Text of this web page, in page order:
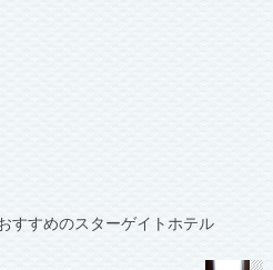
すすめのスターゲイトホテル